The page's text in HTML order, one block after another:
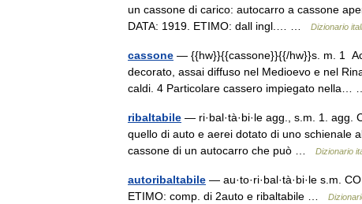
un cassone di carico: autocarro a cassone
DATA: 1919. ETIMO: dall ingl.… …
Dizionario
cassone — {{hw}}{{cassone}}{{/hw}}s. m. 1
decorato, assai diffuso nel Medioevo e nel
caldi. 4 Particolare cassero impiegato nella…
ribaltabile — ri·bal·tà·bi·le agg., s.m. 1. agg.
quello di auto e aerei dotato di uno schienale
cassone di un autocarro che può …
Dizionario
autoribaltabile — au·to·ri·bal·tà·bi·le s.m.
ETIMO: comp. di 2auto e ribaltabile …